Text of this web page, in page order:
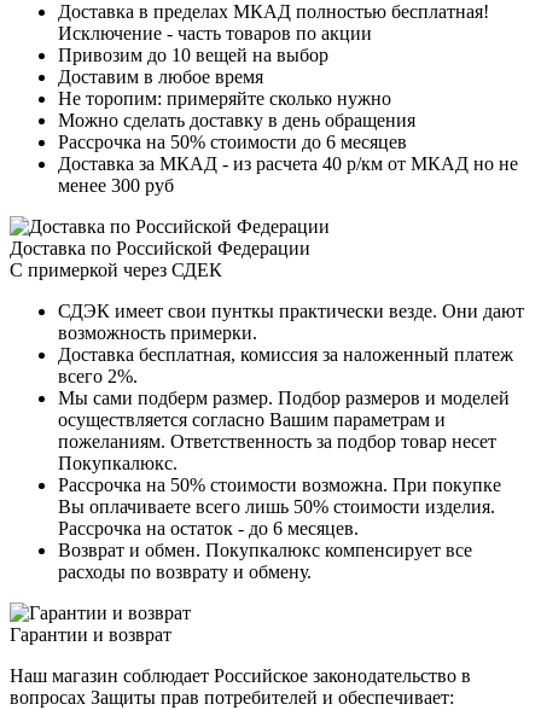
Доставка в пределах МКАД полностью бесплатная!
Исключение - часть товаров по акции
Привозим до 10 вещей на выбор
Доставим в любое время
Не торопим: примеряйте сколько нужно
Можно сделать доставку в день обращения
Рассрочка на 50% стоимости до 6 месяцев
Доставка за МКАД - из расчета 40 р/км от МКАД но не
менее 300 руб
Доставка по Российской Федерации
С примеркой через СДЕК
СДЭК имеет свои пунткы практически везде. Они дают
возможность примерки.
Доставка бесплатная, комиссия за наложенный платеж
всего 2%.
Мы сами подберм размер. Подбор размеров и моделей
осуществляется согласно Вашим параметрам и
пожеланиям. Ответственность за подбор товар несет
Покупкалюкс.
Рассрочка на 50% стоимости возможна. При покупке
Вы оплачиваете всего лишь 50% стоимости изделия.
Рассрочка на остаток - до 6 месяцев.
Возврат и обмен. Покупкалюкс компенсирует все
расходы по возврату и обмену.
Гарантии и возврат
Наш магазин соблюдает Российское законодательство в
вопросах Защиты прав потребителей и обеспечивает: